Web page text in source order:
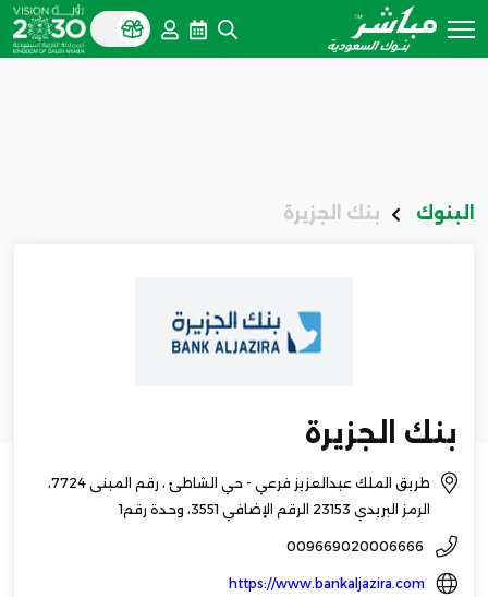
البنوك بنك الجزيرة
بنك الجزيرة
طريق الملك عبدالعزيز فرعي - حي الشاطئ ، رقم المبنى 7724،
الرمز البريدي 23153 الرقم الإضافي 3551، وحدة رقم1
009669020006666
https://www.bankaljazira.com